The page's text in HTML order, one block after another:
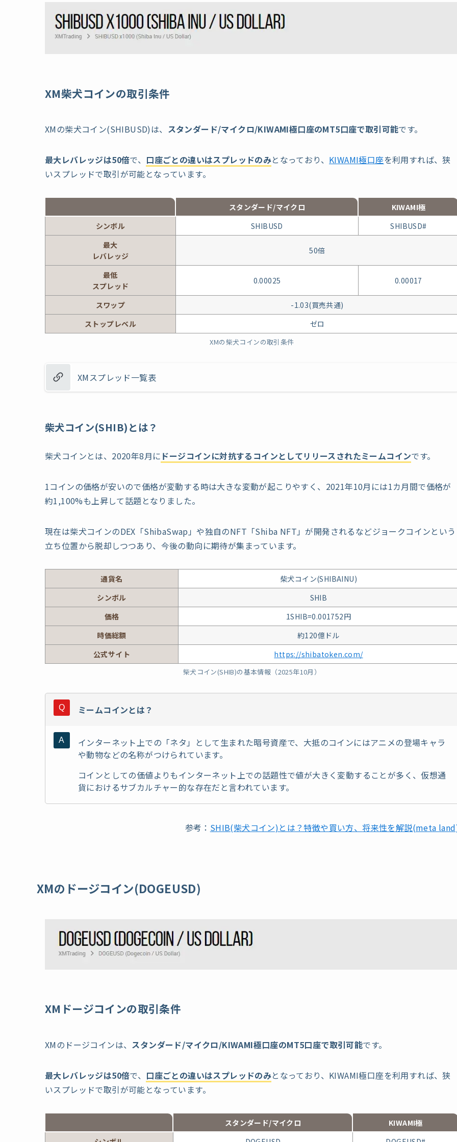
XM柴犬コインの取引条件
XMの柴犬コイン(SHIBUSD)は、 スタンダード/マイクロ/KIWAMI極口座のMT5口座で取引可能です。
最大レバレッジは50倍で、 口座ごとの違いはスプレッドのみとなっており、 KIWAMI極口座を利用すれば、狭
いスプレッドで取引が可能となっています。
スタンダード/マイクロ
KIWAMI極
シンボル
SHIBUSD
SHIBUSD#
最大
レバレッジ
50倍
最低
スプレッド
0.00025 0.00017
スワップ
-1.03(買売共通)
ストップ レベル ゼロ
XMの柴犬コインの取引条件
XMスプレッド一覧表
柴犬コイン(SHIB)とは？
柴犬コインとは、2020年8月に ドージコインに対抗するコインとしてリリースされたミームコインです。
1コインの価格が安いので価格が変動する時は大きな変動が起こりやすく、2021年10月には1カ月間で価格が
約1,100%も上昇して話題となりました。
現在は柴犬コインのDEX「ShibaSwap」や独自のNFT「Shiba NFT」が開発されるなどジョークコインという
立ち位置から脱却しつつあり、今後の動向に期待が集まっています。
通貨名
柴犬コイン(SHIBAINU)
シンボル
SHIB
価格
1SHIB=0.001752円
時価総額
約120億ドル
公式サイト
https://shibatoken.com/
柴犬コイン(SHIB)の基本情報（2025年10月）
ミームコインとは？
インターネット上での「ネタ」として生まれた暗号資産で、大抵のコインにはアニメの登場キャラ
や動物などの名称がつけられています。
コインとしての価値よりもインターネット上での話題性で値が大きく変動することが多く、仮想通
貨におけるサブカルチャー的な存在だと言われています。
参考： SHIB(柴犬コイン)とは？特徴や買い方、将来性を解説(meta
XMのドージコイン(DOGEUSD)
XMドージコインの取引条件
XMのドージコインは、 スタンダード/マイクロ/KIWAMI極口座のMT5口座で取引可能です。
最大レバレッジは50倍で、 口座ごとの違いはスプレッドのみとなっており、KIWAMI極口座を利用すれば、狭
いスプレッドで取引が可能となっています。
スタンダード/マイクロ
KIWAMI極